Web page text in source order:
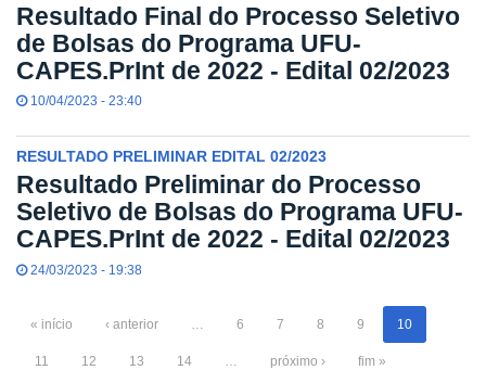
Resultado Final do Processo Seletivo
de Bolsas do Programa UFU-
CAPES.PrInt de 2022 - Edital 02/2023
10/04/2023 - 23:40
RESULTADO PRELIMINAR EDITAL 02/2023
Resultado Preliminar do Processo
Seletivo de Bolsas do Programa UFU-
CAPES.PrInt de 2022 - Edital 02/2023
24/03/2023 - 19:38
« início ‹ anterior … 6 7 8 9 10
11 12 13 14 … próximo › fim »